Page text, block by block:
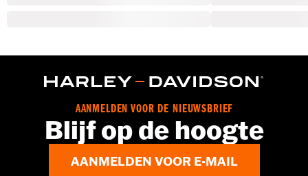
AANMELDEN VOOR DE NIEUWSBRIEF
Blijf op de hoogte
AANMELDEN VOOR E-MAIL